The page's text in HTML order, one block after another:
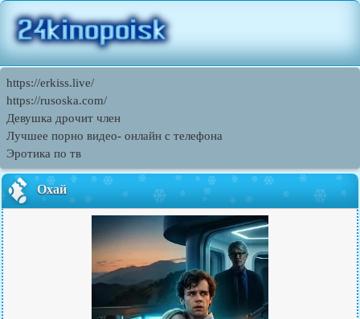
https://erkiss.live/
https://rusoska.com/
Девушка дрочит член
Лучшее порно видео- онлайн с телефона
Эротика по тв
Охай